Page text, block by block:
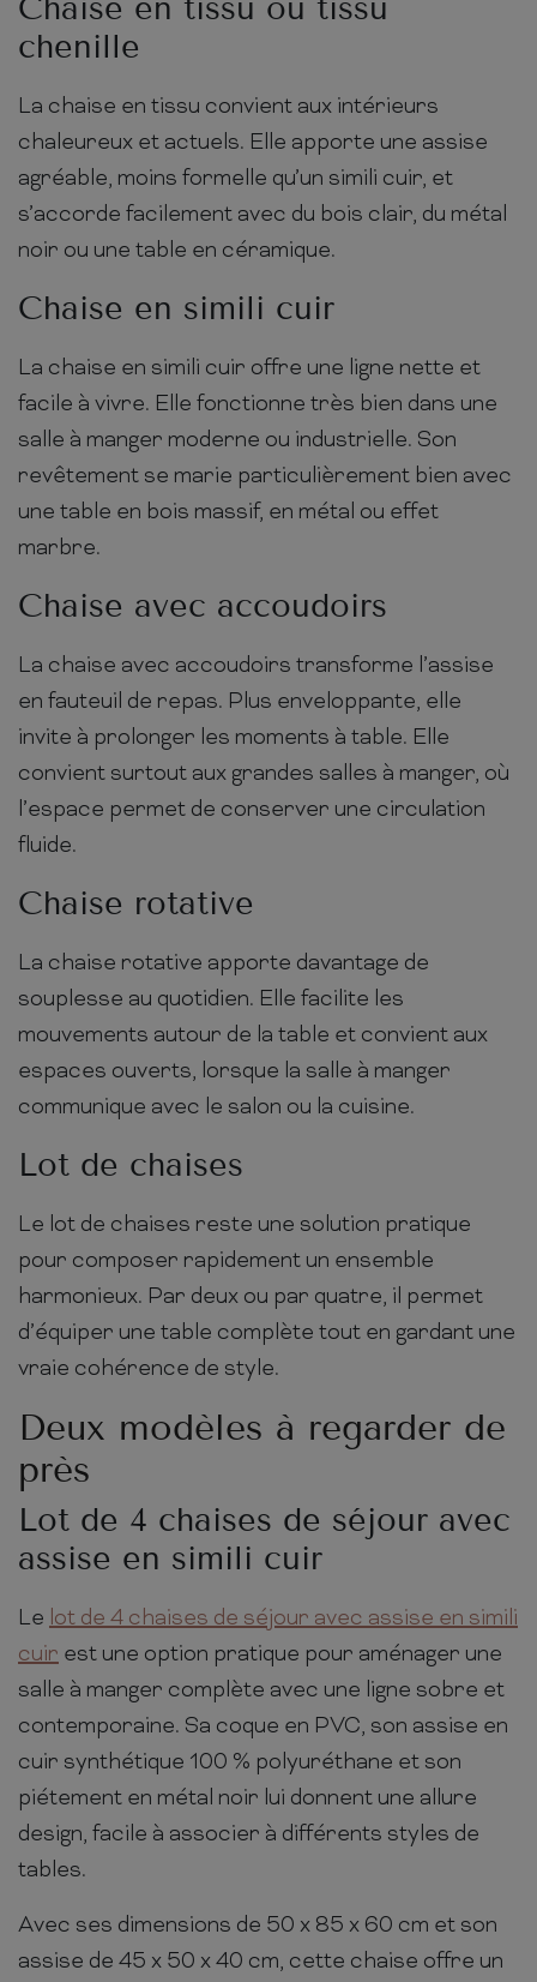
Chaise en tissu ou tissu
chenille
La chaise en tissu convient aux intérieurs
chaleureux et actuels. Elle apporte une assise
agréable, moins formelle qu’un simili cuir, et
s’accorde facilement avec du bois clair, du métal
noir ou une table en céramique.
Chaise en simili cuir
La chaise en simili cuir offre une ligne nette et
facile à vivre. Elle fonctionne très bien dans une
salle à manger moderne ou industrielle. Son
revêtement se marie particulièrement bien avec
une table en bois massif, en métal ou effet
marbre.
Chaise avec accoudoirs
La chaise avec accoudoirs transforme l’assise
en fauteuil de repas. Plus enveloppante, elle
invite à prolonger les moments à table. Elle
convient surtout aux grandes salles à manger, où
l’espace permet de conserver une circulation
fluide.
Chaise rotative
La chaise rotative apporte davantage de
souplesse au quotidien. Elle facilite les
mouvements autour de la table et convient aux
espaces ouverts, lorsque la salle à manger
communique avec le salon ou la cuisine.
Lot de chaises
Le lot de chaises reste une solution pratique
pour composer rapidement un ensemble
harmonieux. Par deux ou par quatre, il permet
d’équiper une table complète tout en gardant une
vraie cohérence de style.
Deux modèles à regarder de
près
Lot de 4 chaises de séjour avec
assise en simili cuir
Le lot de 4 chaises de séjour avec assise en simili
cuir est une option pratique pour aménager une
salle à manger complète avec une ligne sobre et
contemporaine. Sa coque en PVC, son assise en
cuir synthétique 100 % polyuréthane et son
piétement en métal noir lui donnent une allure
design, facile à associer à différents styles de
tables.
Avec ses dimensions de 50 x 85 x 60 cm et son
assise de 45 x 50 x 40 cm, cette chaise offre un